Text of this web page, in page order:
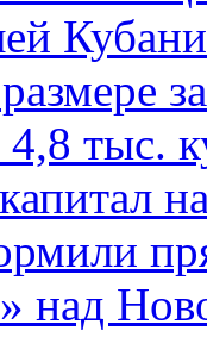
4,8 тыс.
над